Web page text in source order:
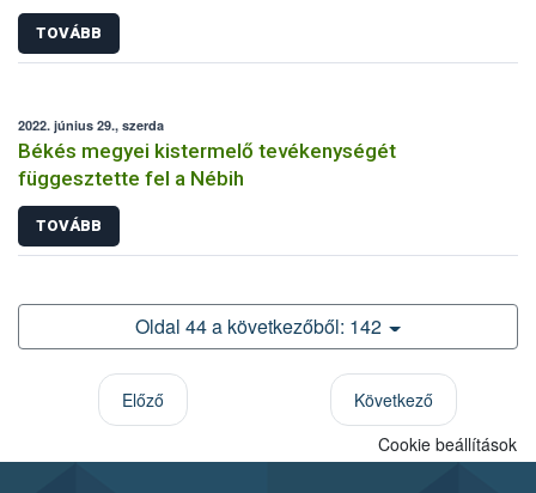
TOVÁBB
2022. június 29., szerda
Békés megyei kistermelő tevékenységét
függesztette fel a Nébih
TOVÁBB
Oldal 44 a következőből: 142
Előző
Következő
Cookie beállítások